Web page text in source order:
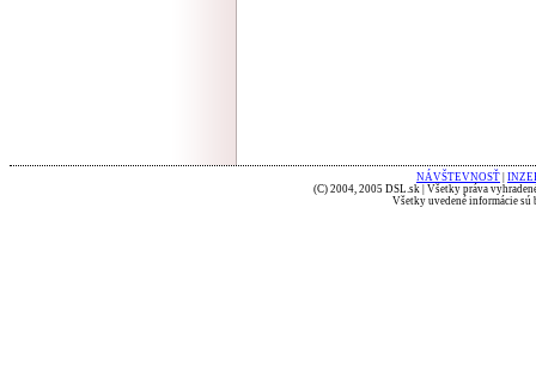
NÁVŠTEVNOSŤ
(C) 2004, 2005 DSL.sk | Všetky práva
Všetky uvedené informácie sú